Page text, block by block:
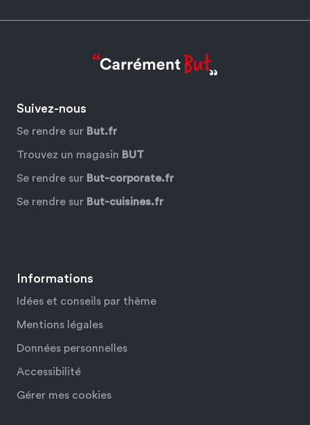
Informations
Idées et conseils par thème
Mentions légales
Données personnelles
Accessibilité
Gérer mes cookies
Suivez-nous
Se rendre sur But.fr
Trouvez un magasin BUT
Se rendre sur But-corporate.fr
Se rendre sur But-cuisines.fr